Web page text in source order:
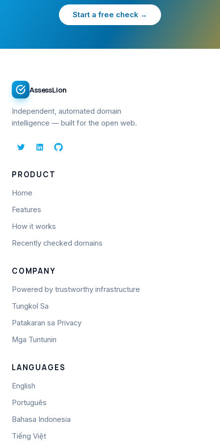
Start a free check →
AssessLion
Independent, automated domain
intelligence — built for the open web.
PRODUCT
Home
Features
How it works
Recently checked domains
COMPANY
Powered by trustworthy infrastructure
Tungkol Sa
Patakaran sa Privacy
Mga Tuntunin
LANGUAGES
English
Português
Bahasa Indonesia
Tiếng Việt